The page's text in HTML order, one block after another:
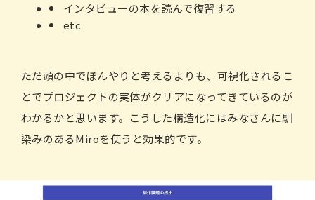
インタビューの本を読んで復習する
etc
ただ頭の中でぼんやりと考えるよりも、可視化されるこ
とでプロジェクトの実体がクリアになってきているのが
わかるかと思います。こうした構造化にはみなさんに馴
染みのあるMiroを使うと効果的です。